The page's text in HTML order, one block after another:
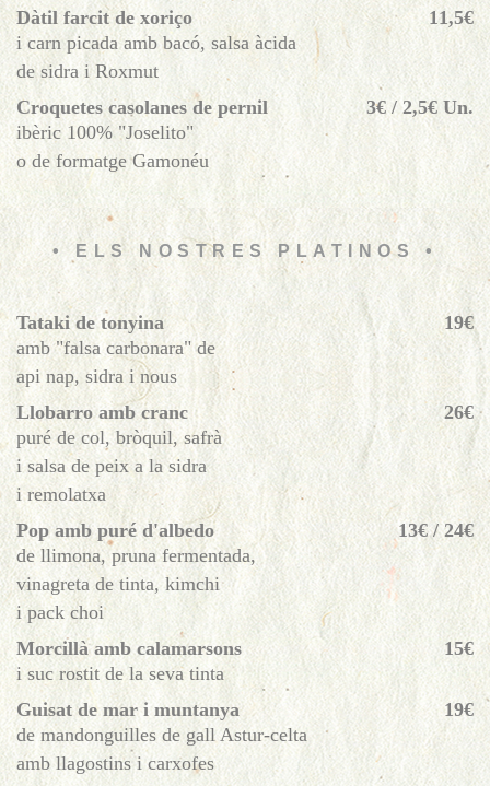
Dàtil farcit de xoriço
11,5€
i carn picada amb bacó, salsa àcida
de sidra i Roxmut
Croquetes casolanes de pernil
3€ / 2,5€ Un.
ibèric 100% "Joselito"
o de formatge Gamonéu
• ELS NOSTRES PLATINOS •
Tataki de tonyina
19€
amb "falsa carbonara" de
api nap, sidra i nous
Llobarro amb cranc
26€
puré de col, bròquil, safrà
i salsa de peix a la sidra
i remolatxa
Pop amb puré d'albedo
13€ / 24€
de llimona, pruna fermentada,
vinagreta de tinta, kimchi
i pack choi
Morcillà amb calamarsons
15€
i suc rostit de la seva tinta
Guisat de mar i muntanya
19€
de mandonguilles de gall Astur-celta
amb llagostins i carxofes